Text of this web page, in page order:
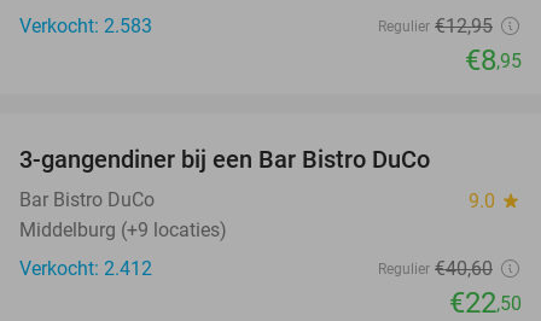
Verkocht: 2.583
Regulier €12,95
€8,95
3-gangendiner bij een Bar Bistro DuCo
Bar Bistro DuCo 9.0 star
Middelburg (+9 locaties)
Verkocht: 2.412
Regulier €40,60
€22,50